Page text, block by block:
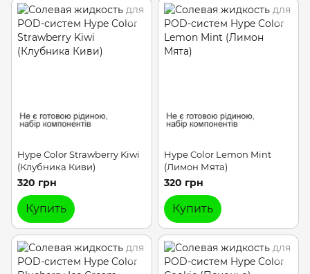
Hype Color Strawberry Kiwi
(Клубника Киви)
320 грн
Купить
Hype Color Lemon Mint
(Лимон Мята)
320 грн
Купить